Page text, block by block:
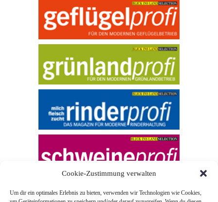
Cookie-Zustimmung verwalten
Um dir ein optimales Erlebnis zu bieten, verwenden wir Technologien wie Cookies,